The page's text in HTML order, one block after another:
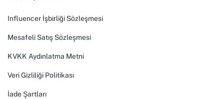
Influencer İşbirliği Sözleşmesi
Mesafeli Satış Sözleşmesi
KVKK Aydınlatma Metni
Veri Gizliliği Politikası
İade Şartları